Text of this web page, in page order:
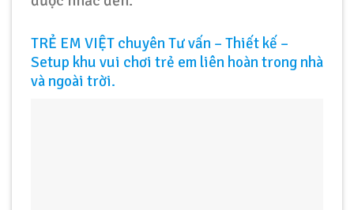
TRẺ EM VIỆT chuyên Tư vấn – Thiết kế –
Setup khu vui chơi trẻ em liên hoàn trong nhà
và ngoài trời.